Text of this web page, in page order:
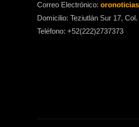
Correo Electrónico:
Domicilio: Teziutlán Sur 17,
Teléfono: +52(222)2737373